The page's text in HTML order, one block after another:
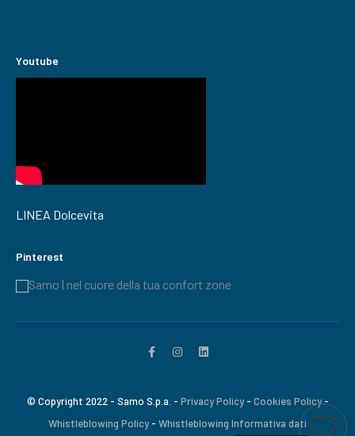
Youtube
LINEA Dolcevita
Pinterest
Samo | nel cuore della tua confort zone
© Copyright 2022 - Samo S.p.a. - Privacy Policy- Cookies Policy-
Whistleblowing Policy- Whistleblowing Informativa dati
Aggiungi a